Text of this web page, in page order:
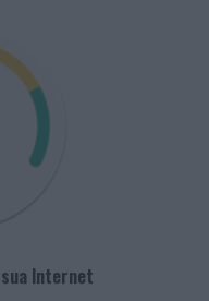
Internet